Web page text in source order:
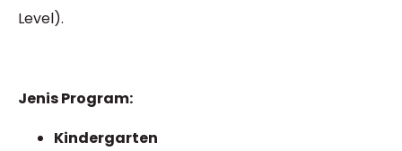
Level).
Jenis Program:
Kindergarten